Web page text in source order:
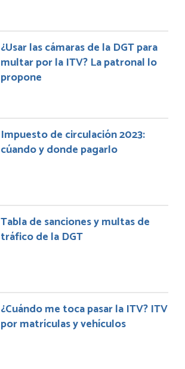
¿Usar las cámaras de la DGT para
multar por la ITV? La patronal lo
propone
Impuesto de circulación 2023:
cúando y donde pagarlo
Tabla de sanciones y multas de
tráfico de la DGT
¿Cuándo me toca pasar la ITV? ITV
por matrículas y vehículos